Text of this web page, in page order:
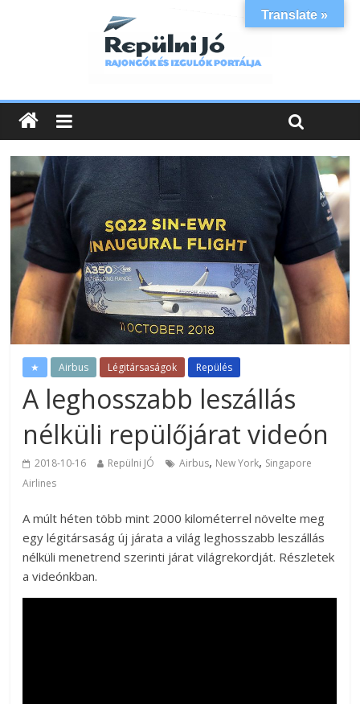
★ Airbus Légitársaságok Repülés
A leghosszabb leszállás
nélküli repülőjárat videón
2018-10-16 Repülni JÓ Airbus, New York, Singapore
Airlines
A múlt héten több mint 2000 kilométerrel növelte meg
egy légitársaság új járata a világ leghosszabb leszállás
nélküli menetrend szerinti járat világrekordját. Részletek
a videónkban.
Translate »